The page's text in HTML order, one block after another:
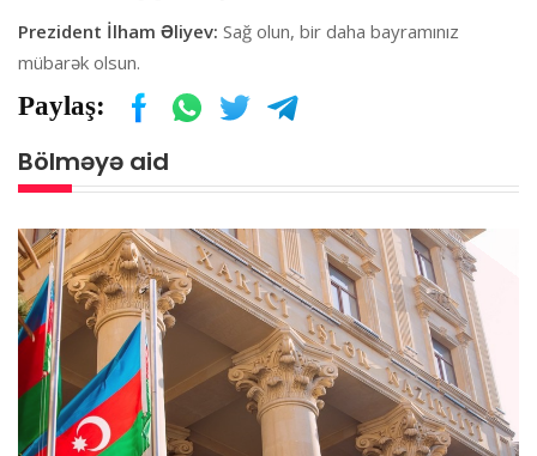
Prezident İlham Əliyev: Sağ olun, bir daha bayramınız
mübarək olsun.
Paylaş:
Bölməyə aid